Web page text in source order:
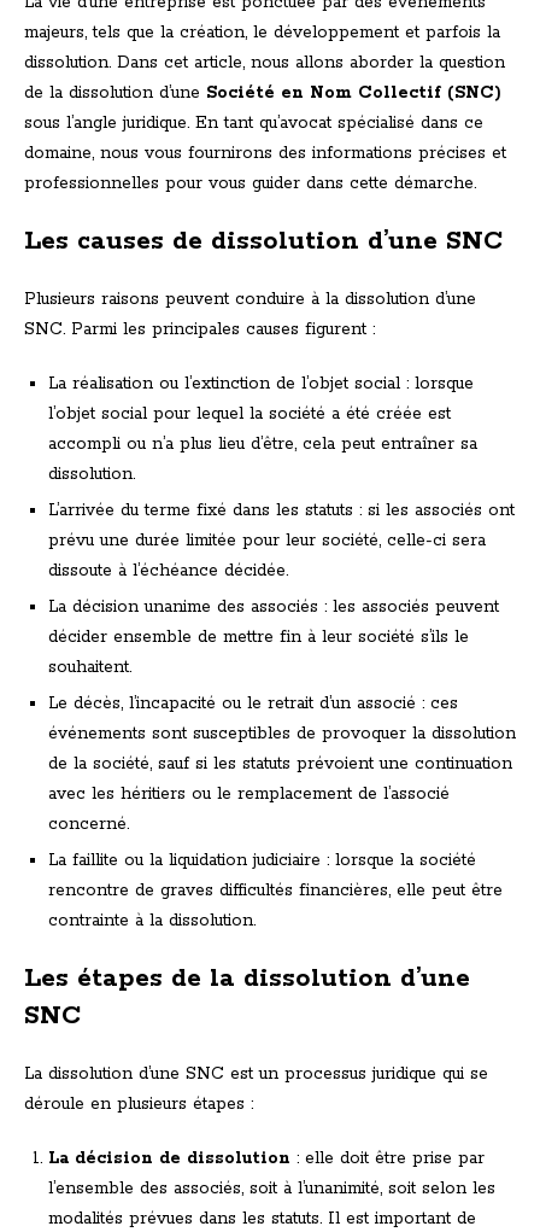
majeurs, tels que la création, le développement et parfois la
dissolution. Dans cet article, nous allons aborder la question
de la dissolution d’une Société en Nom Collectif (SNC)
sous l’angle juridique. En tant qu’avocat spécialisé dans ce
domaine, nous vous fournirons des informations précises et
professionnelles pour vous guider dans cette démarche.
Les causes de dissolution d’une SNC
Plusieurs raisons peuvent conduire à la dissolution d’une
SNC. Parmi les principales causes figurent :
La réalisation ou l’extinction de l’objet social : lorsque
l’objet social pour lequel la société a été créée est
accompli ou n’a plus lieu d’être, cela peut entraîner sa
dissolution.
L’arrivée du terme fixé dans les statuts : si les associés ont
prévu une durée limitée pour leur société, celle-ci sera
dissoute à l’échéance décidée.
La décision unanime des associés : les associés peuvent
décider ensemble de mettre fin à leur société s’ils le
souhaitent.
Le décès, l’incapacité ou le retrait d’un associé : ces
événements sont susceptibles de provoquer la dissolution
de la société, sauf si les statuts prévoient une continuation
avec les héritiers ou le remplacement de l’associé
concerné.
La faillite ou la liquidation judiciaire : lorsque la société
rencontre de graves difficultés financières, elle peut être
contrainte à la dissolution.
Les étapes de la dissolution d’une
SNC
La dissolution d’une SNC est un processus juridique qui se
déroule en plusieurs étapes :
La décision de dissolution : elle doit être prise par
l’ensemble des associés, soit à l’unanimité, soit selon les
modalités prévues dans les statuts. Il est important de